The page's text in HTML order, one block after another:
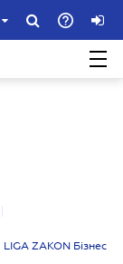
ZAKON Бізнес